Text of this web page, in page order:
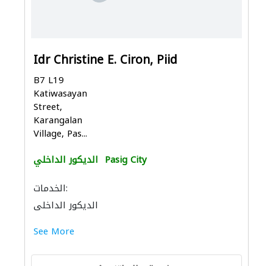
Idr Christine E. Ciron, Piid
B7 L19
Katiwasayan
Street,
Karangalan
Village, Pas...
الديكور الداخلي Pasig City
الخدمات:
الديكور الداخلي
See More